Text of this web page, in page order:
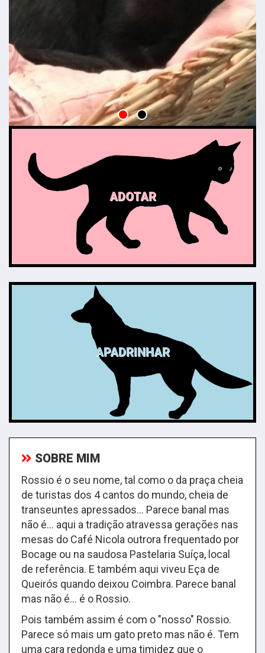
ADOTAR
APADRINHAR
SOBRE MIM
Rossio é o seu nome, tal como o da praça cheia
de turistas dos 4 cantos do mundo, cheia de
transeuntes apressados... Parece banal mas
não é… aqui a tradição atravessa gerações nas
mesas do Café Nicola outrora frequentado por
Bocage ou na saudosa Pastelaria Suíça, local
de referência. E também aqui viveu Eça de
Queirós quando deixou Coimbra. Parece banal
mas não é… é o Rossio.
Pois também assim é com o "nosso" Rossio.
Parece só mais um gato preto mas não é. Tem
uma cara redonda e uma timidez que o